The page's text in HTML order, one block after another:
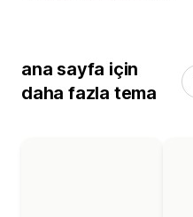
ana sayfa için
daha fazla tema